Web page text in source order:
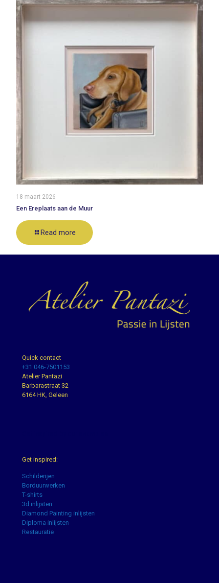
18 maart 2026
Een Ereplaats aan de Muur
Read more
Quick contact
+31 046-7501153
Atelier Pantazi
Barbarastraat 32
6164 HK, Geleen
Get inspired:
Schilderijen
Borduurwerken
T-shirts
3d inlijsten
Diamond Painting inlijsten
Diploma inlijsten
Restauratie